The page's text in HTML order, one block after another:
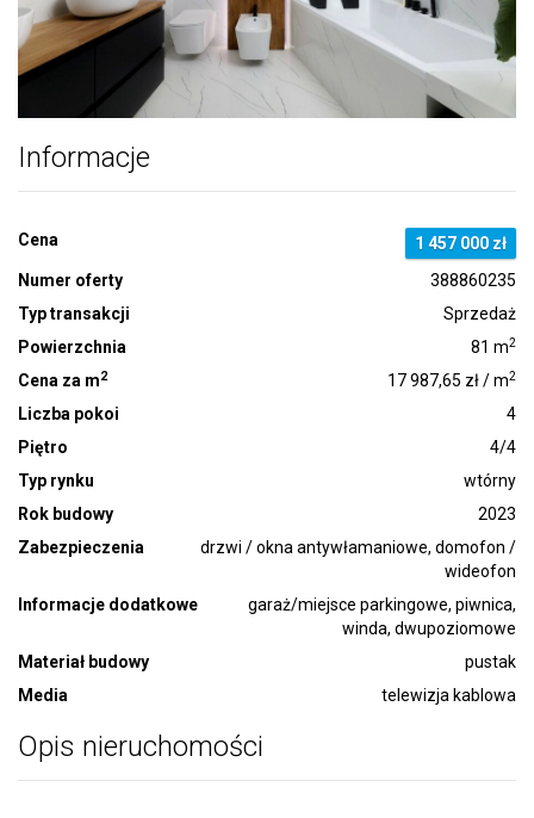
Informacje
Cena
1 457 000 zł
Numer oferty
388860235
Typ transakcji
Sprzedaż
Powierzchnia
81 m2
Cena za m2 17 987,65 zł / m2
Liczba pokoi
4
Piętro
4/4
Typ rynku
wtórny
Rok budowy
2023
Zabezpieczenia
drzwi / okna antywłamaniowe, domofon /
wideofon
Informacje dodatkowe
garaż/miejsce parkingowe, piwnica,
winda, dwupoziomowe
Materiał budowy
pustak
Media
telewizja kablowa
Opis nieruchomości